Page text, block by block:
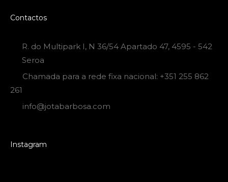
Contactos
R. do Multipark I, N 36/54 Apartado 47, 4595 - 542
Seroa
Chamada para a rede fixa nacional: +351 255 862
261
info@jotabarbosa.com
Instagram